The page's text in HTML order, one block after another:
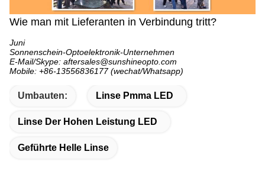
Wie man mit Lieferanten in Verbindung tritt?
Juni
Sonnenschein-Optoelektronik-Unternehmen
E-Mail/Skype: aftersales@sunshineopto.com
Mobile: +86-13556836177 (wechat/Whatsapp)
Umbauten: Linse Pmma LED
Linse Der Hohen Leistung LED
Geführte Helle Linse